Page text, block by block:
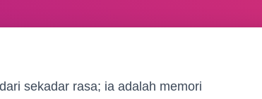
sekadar rasa; ia adalah memori